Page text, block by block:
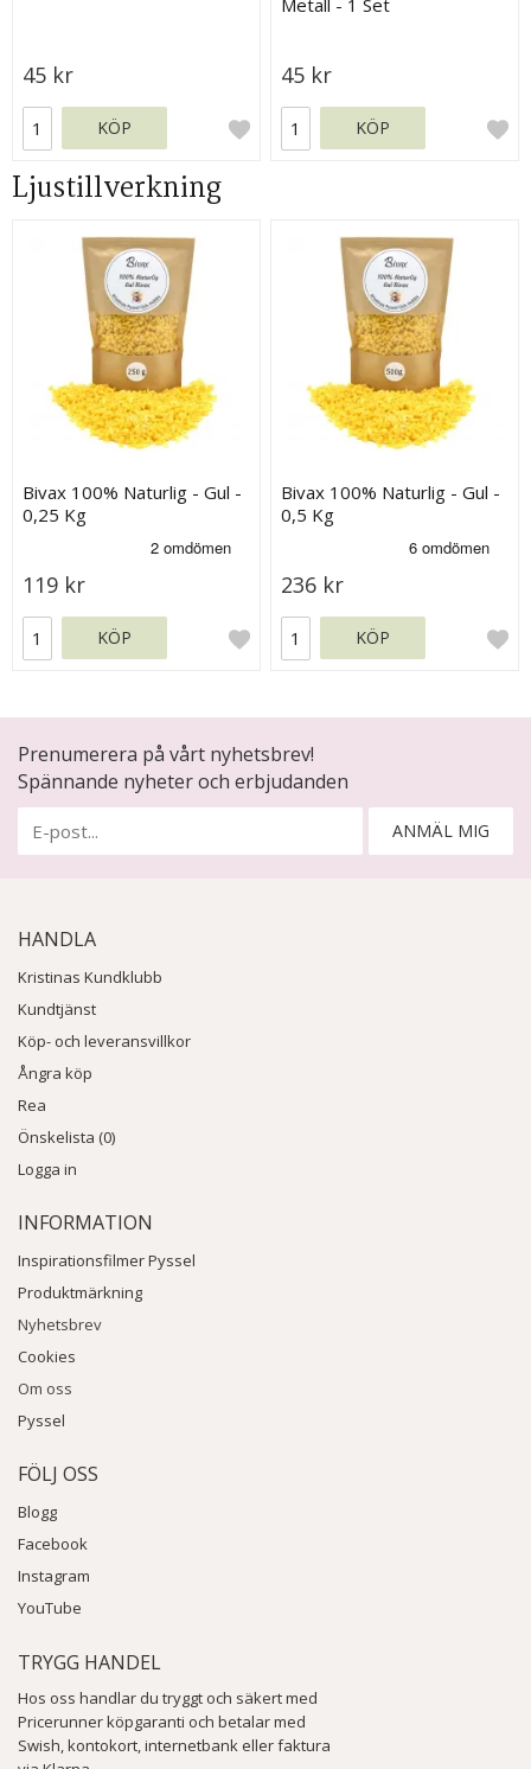
45 kr
KÖP
45 kr
KÖP
Ljustillverkning
Bivax 100% Naturlig - Gul -
0,25 Kg
119 kr
KÖP
Bivax 100% Naturlig - Gul -
0,5 Kg
236 kr
KÖP
Prenumerera på vårt nyhetsbrev!
Spännande nyheter och erbjudanden
ANMÄL MIG
HANDLA
Kristinas Kundklubb
Kundtjänst
Köp- och leveransvillkor
Ångra köp
Rea
Önskelista (0)
Logga in
INFORMATION
Inspirationsfilmer Pyssel
Produktmärkning
Nyhetsbrev
Cookies
Om oss
Pyssel
FÖLJ OSS
Blogg
Facebook
Instagram
YouTube
TRYGG HANDEL
Hos oss handlar du tryggt och säkert med
Pricerunner köpgaranti och betalar med
Swish, kontokort, internetbank eller faktura